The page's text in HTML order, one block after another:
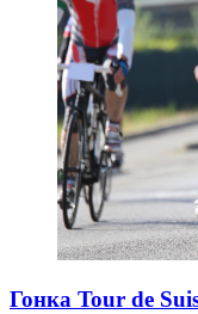
Гонка Tour de